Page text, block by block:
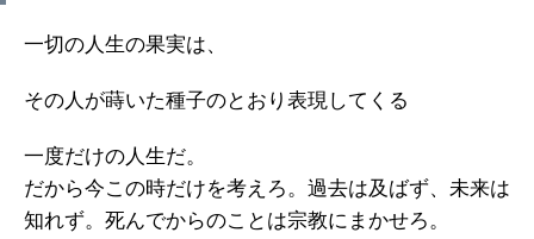
一切の人生の果実は、
その人が蒔いた種子のとおり表現してくる
一度だけの人生だ。
だから今この時だけを考えろ。過去は及ばず、未来は
知れず。死んでからのことは宗教にまかせろ。